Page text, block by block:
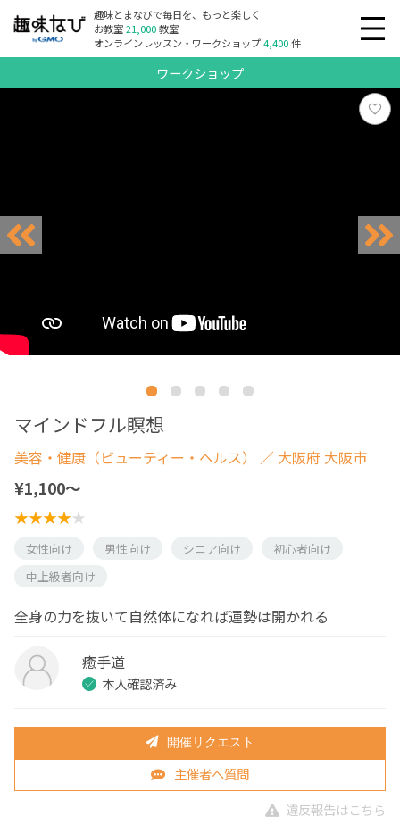
趣味とまなびで毎日を、もっと楽しく
お教室21,000教室
オンラインレッスン・ワークショップ4,400件
ワークショップ
マインドフル瞑想
美容・健康（ビューティー・ヘルス） ／ 大阪府 大阪市
¥1,100〜
女性向け 男性向け シニア向け
初心者向け
中上級者向け
全身の力を抜いて自然体になれば運勢は開かれる
癒手道
本人確認済み
開催リクエスト
主催者へ質問
違反報告はこちら